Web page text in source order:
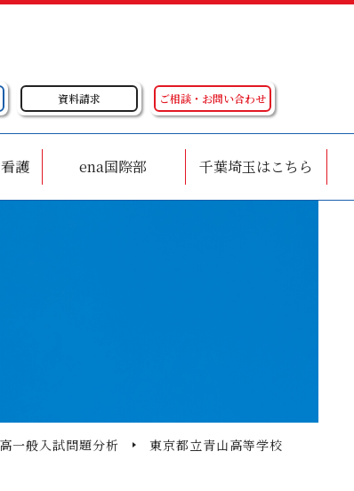
資料請求 ご相談・お問い合わせ
護 ena国際部 千葉埼玉はこちら
一般入試問題分析 東京都立青山高等学校